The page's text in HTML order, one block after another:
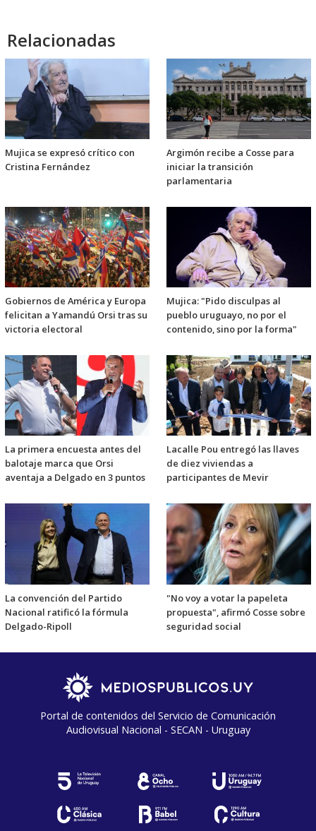
Relacionadas
Mujica se expresó crítico con
Cristina Fernández
Argimón recibe a Cosse para
iniciar la transición
parlamentaria
Gobiernos de América y Europa
felicitan a Yamandú Orsi tras su
victoria electoral
Mujica: "Pido disculpas al
pueblo uruguayo, no por el
contenido, sino por la forma"
La primera encuesta antes del
balotaje marca que Orsi
aventaja a Delgado en 3 puntos
Lacalle Pou entregó las llaves
de diez viviendas a
participantes de Mevir
La convención del Partido
Nacional ratificó la fórmula
Delgado-Ripoll
"No voy a votar la papeleta
propuesta", afirmó Cosse sobre
seguridad social
Portal de contenidos del Servicio de Comunicación
Audiovisual Nacional - SECAN - Uruguay